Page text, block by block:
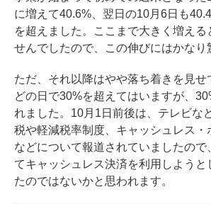
に増えて40.6%、翌日の10月6日も
を超えました。ここまで大きく増える
せんでしたので、この伸びにはかなり
ただ、それ以降はやや落ち着きを見せ
どの日で30%を超えてはいますが、
れました。10月1日前後は、テレビな
税や軽減税率制度、キャッシュレス・
などについて報道されていましたので
てキャッシュレス決済を利用しようと
たのではないかと思われます。